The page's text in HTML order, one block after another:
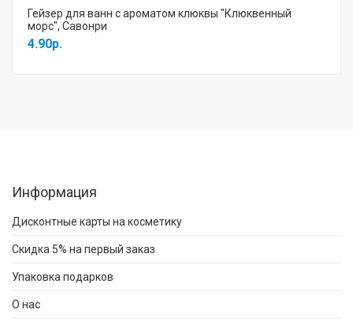
Гейзер для ванн с ароматом клюквы "Клюквенный
морс", Савонри
4.90р.
Информация
Дисконтные карты на косметику
Скидка 5% на первый заказ
Упаковка подарков
О нас